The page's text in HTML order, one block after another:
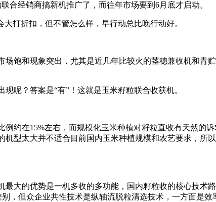
合经销商搞新机推广了，而往年市场要到6月底才启动。
打折扣，但不管怎么样，早行动总比晚行动好。
饱和现象突出，尤其是近几年比较火的茎穗兼收机和青
呢？答案是“有”！这就是玉米籽粒联合收获机。
约在15%左右，而规模化玉米种植对籽粒直收有天然的
型太大并不适合目前国内玉米种植规模和农艺要求，所
大的优势是一机多收的多功能，国内籽粒收的核心技术
，但众企业共性技术是纵轴流脱粒清选技术，一方面是效